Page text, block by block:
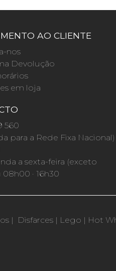
AO CLIENTE
nos
Devolução
em loja
560
para a Rede Fixa Nacional)
a sexta-feira (exceto
· 16h30
| Disfarces | Lego | Hot